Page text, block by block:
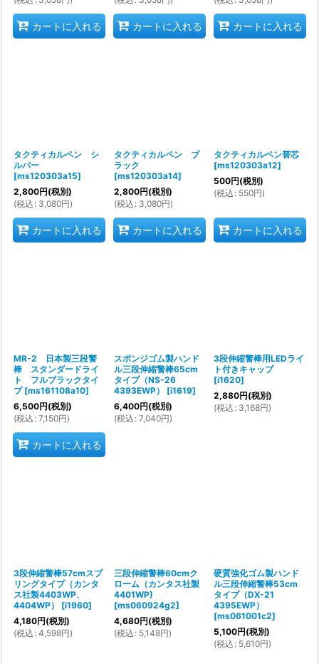
カートに入れる カートに入れる カートに入れる
タクティカルペン シ
ルバー
[ms120303a15]
2,800円(税別)
(税込 : 3,080円)
カートに入れる
タクティカルペン ブ
ラック
[ms120303a14]
2,800円(税別)
(税込 : 3,080円)
カートに入れる
タクティカルペン替芯
[ms120303a12]
500円(税別)
(税込 : 550円)
カートに入れる
MR-2 日本製三段警
棒 スタンダードライ
ト フルブラックタイ
プ [ms161108a10]
6,500円(税別)
(税込 : 7,150円)
カートに入れる
スポンジゴム製ハンド
ル三段伸縮警棒65cm
タイプ（NS-26
4393EWP）
[i1619]
6,400円(税別)
(税込 : 7,040円)
3段伸縮警棒用LEDライ
ト付きキャップ
[i1620]
2,880円(税別)
(税込 : 3,168円)
3段伸縮警棒57cmスプ
リングタイプ（カンタ
ス社製4403WP、
4404WP）
[i1960]
4,180円(税別)
(税込 : 4,598円)
三段伸縮警棒60cmク
ローム（カンタス社製
4401WP)
[ms060924g2]
4,680円(税別)
(税込 : 5,148円)
硬質強化ゴム製ハンド
ル三段伸縮警棒53cm
タイプ（DX-21
4395EWP）
[ms061001c2]
5,100円(税別)
(税込 : 5,610円)